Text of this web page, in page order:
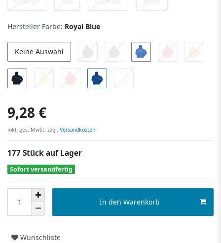
Hersteller Farbe: Royal Blue
Keine Auswahl
9,28 €
inkl. ges. MwSt. zzgl. Versandkosten
177 Stück auf Lager
Sofort versandfertig
In den Warenkorb
Wunschliste